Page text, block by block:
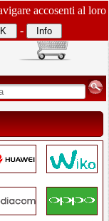
accosenti al loro
-